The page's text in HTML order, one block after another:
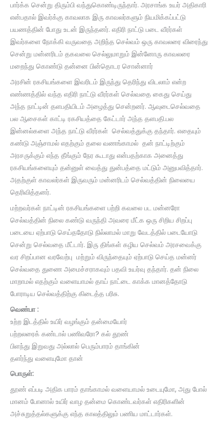
பார்க்க சென்று திரும்பி வந்துகொண்டிருந்தார். அரசாங்க உயர் அதிகாரி
என்பதால் இவர்க்கு காவலாக இரு காவலர்களும் நியமிக்கப்பட்டு
பயணத்தின் போது உடன் இருந்தனர். எதிரி நாட்டு படை வீரர்கள்
இவர்களை நோக்கி வருவதை அறிந்த செல்வம் ஒரு காவலரை விரைந்து
சென்று மன்னரிடம் தகவலை செல்லுமாறும் இன்னோரு காவலரை
மறைந்து கொண்டு தன்னை பின்தொடர சொன்னார்
அரசின் ரகசியங்களை இவரிடம் இருந்து தெரிந்து விடலாம் என்ற
எண்ணத்தில் வந்த எதிரி நாட்டு வீரர்கள் செல்வதை கைது செய்து
அந்த நாட்டின் தளபதியிடம் அழைத்து சென்றனர். ஆவுடைசெல்வதை
பல ஆசைகள் காட்டி ரகசியத்தை கேட்டார் அந்த தளபதி.பல
இன்னல்களை அந்த நாட்டு வீரர்கள் செல்வத்துக்கு தந்தார். எதையும்
கண்டு அஞ்சாமல் எதற்கும் தலை வணங்காமல் தன் நாட்டிற்கும்
அரசருக்கும் எந்த தீங்கும் நேர கூடாது என்பதற்காக அனைத்து
ரகசியங்களையும் தன்னுள் வைத்து துன்பத்தை மட்டும் அனுபவித்தார்.
அதற்குள் காவலர்கள் இருவரும் மன்னரிடம் செல்வத்தின் நிலையை
தெரிவித்தனர்.
மற்றவர்கள் நாட்டின் ரகசியங்களை பற்றி கவலை பட மன்னரோ
செல்வத்தின் நிலை கண்டு வருந்தி அவரை மீட்க ஒரு சிறிய சிறப்பு
படையை ஏற்பாடு செய்ததோடு நில்லாமல் மாறு வேடத்தில் படையோடு
சென்று செல்வதை மீட்டார். இரு திங்கள் கழிய செல்வம் அரசவைக்கு
வர சிறப்பான வரவேற்பு மற்றும் விருந்தையும் ஏற்பாடு செய்த மன்னர்
செல்வதை துணை அமைச்சராகவும் பதவி உயர்வு தந்தார். தன் நிலை
மாறாமல் எதற்கும் வளையாமல் தாய் நாட்டை காக்க மானத்தோடு
போராடிய செல்வத்திற்கு கிடைத்த பரிசு.
வெண்பா:
உற்ற இடத்தில் உயிர் வழங்கும் தன்மையோர்
பற்றலரைக் கண்டால் பணிவரோ? கல் தூண்
பிளந்து இறுவது அல்லால் பெரும்பாரம் தாங்கின்
தளர்ந்து வளையுமோ தான்
பொருள்:
தூண் எப்படி அதிக பாரம் தாங்காமல் வளையாமல் உடையுமோ, அது போல்
மானம் போனால் உயிர் வாழ தன்மை கொண்டவர்கள் எதிரிகளின்
அச்சுறுத்தல்களுக்கு எந்த காலத்திலும் பணிய மாட்டார்கள்.